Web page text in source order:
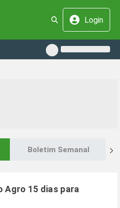
Login
Boletim Semanal
Agro 15 dias para